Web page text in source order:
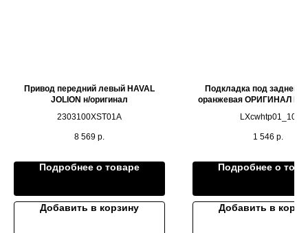
Привод передний левый HAVAL
JOLION н/оригинал
2303100XST01A
8 569 р.
Подробнее о товаре
Добавить в корзину
Подкладка под задней
оранжевая ОРИГИНАЛ
LXcwhtp01_10
1 546 р.
Подробнее о
Добавить в